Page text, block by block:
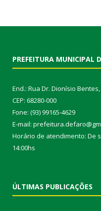
PREFEITURA MUNICIPAL
End.: Rua Dr. Dionísio
CEP: 68280-000
Fone: (93) 99165-4629
E-mail:
Horário de atendimento: De
14:00hs
ÚLTIMAS PUBLICAÇÕES